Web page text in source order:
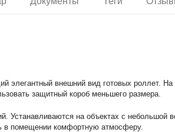
внешний вид готовых роллет. На
защитный короб меньшего размера.
на объектах с небольшой
в помещении комфортную атмосферу.